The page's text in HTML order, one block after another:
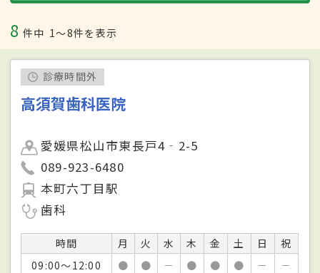
8 件中 1〜8件を表示
診療時間外
高須賀歯科医院
愛媛県松山市東長戸4‐2-5
089-923-6480
本町六丁目駅
歯科
時間 月 火 水 木 金 土 日
祝
09:00～12:00
● ● － ● ● ● －
－